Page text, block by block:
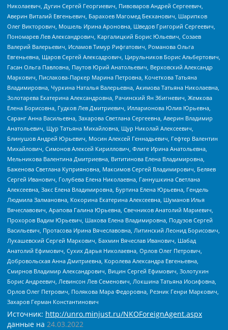
Николаевич, Дугин Сергей Георгиевич, Пивоваров Андрей Сергеевич,
Аверин Виталий Евгеньевич, Барахоев Магомед Бекханович, Шарипков
Олег Викторович, Мошель Ирина Ароновна, Шведов Григорий Сергеевич,
Пономарев Лев Александрович, Каргалицкий Борис Юльевич, Созаев
Валерий Валерьевич, Исламов Тимур Рифгатович, Романова Ольга
Евгеньевна, Щаров Сергей Алексадрович, Цирульников Борис Альбертович,
Гасан Ольга Павловна, Паутов Юрий Анатольевич, Верховский Александр
Маркович, Пислакова-Паркер Марина Петровна, Кочеткова Татьяна
Владимировна, Чуркина Наталья Валерьевна, Акимова Татьяна Николаевна,
Золотарева Екатерина Александровна, Рачинский Ян Збигневич, Жемкова
Елена Борисовна, Гудков Лев Дмитриевич, Илларионова Юлия Юрьевна,
Саранг Анна Васильевна, Захарова Светлана Сергеевна, Аверин Владимир
Анатольевич, Щур Татьяна Михайловна, Щур Николай Алексеевич,
Блинушов Андрей Юрьевич, Мосин Алексей Геннадьевич, Гефтер Валентин
Михайлович, Симонов Алексей Кириллович, Флиге Ирина Анатольевна,
Мельникова Валентина Дмитриевна, Вититинова Елена Владимировна,
Баженова Светлана Куприяновна, Максимов Сергей Владимирович, Беляев
Сергей Иванович, Голубева Елена Николаевна, Ганнушкина Светлана
Алексеевна, Закс Елена Владимировна, Буртина Елена Юрьевна, Гендель
Людмила Залмановна, Кокорина Екатерина Алексеевна, Шуманов Илья
Вячеславович, Арапова Галина Юрьевна, Свечников Анатолий Мариевич,
Прохоров Вадим Юрьевич, Шахова Елена Владимировна, Подузов Сергей
Васильевич, Протасова Ирина Вячеславовна, Литинский Леонид Борисович,
Лукашевский Сергей Маркович, Бахмин Вячеслав Иванович, Шабад
Анатолий Ефимович, Сухих Дарья Николаевна, Орлов Олег Петрович,
Добровольская Анна Дмитриевна, Королева Александра Евгеньевна,
Смирнов Владимир Александрович, Вицин Сергей Ефимович, Золотухин
Борис Андреевич, Левинсон Лев Семенович, Локшина Татьяна Иосифовна,
Орлов Олег Петрович, Полякова Мара Федоровна, Резник Генри Маркович,
Захаров Герман Константинович
Источник: http://unro.minjust.ru/NKOForeignAgent.aspx
данные на 24.03.2022